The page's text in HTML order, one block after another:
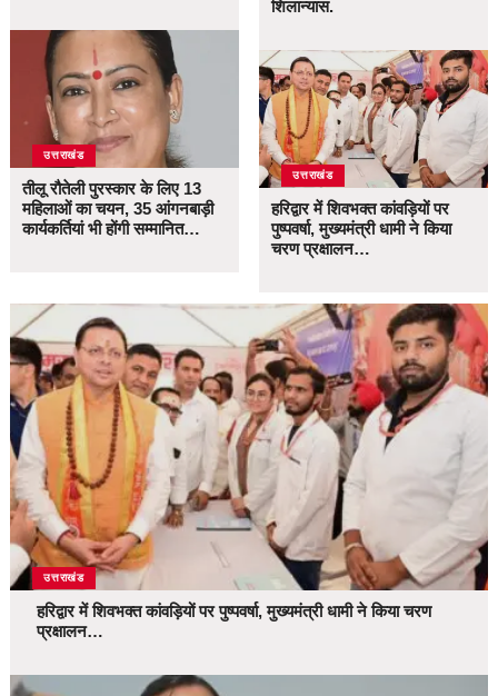
उत्तराखंड
तीलू रौतेली पुरस्कार के लिए 13
महिलाओं का चयन, 35 आंगनबाड़ी
कार्यकर्तियां भी होंगी सम्मानित…
शिलान्यास.
उत्तराखंड
हरिद्वार में शिवभक्त कांवड़ियों पर
पुष्पवर्षा, मुख्यमंत्री धामी ने किया
चरण प्रक्षालन…
उत्तराखंड
हरिद्वार में शिवभक्त कांवड़ियों पर पुष्पवर्षा, मुख्यमंत्री धामी ने किया चरण
प्रक्षालन…